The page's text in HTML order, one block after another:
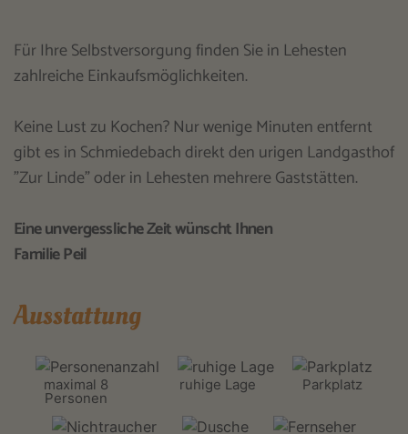
Für Ihre Selbstversorgung finden Sie in Lehesten
zahlreiche Einkaufsmöglichkeiten.
Keine Lust zu Kochen? Nur wenige Minuten entfernt
gibt es in Schmiedebach direkt den urigen Landgasthof
"Zur Linde" oder in Lehesten mehrere Gaststätten.
Eine unvergessliche Zeit wünscht Ihnen
Familie Peil
Ausstattung
maximal 8
Personen
ruhige Lage Parkplatz